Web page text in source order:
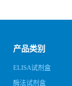
产品类别
ELISA试剂盒
酶法试剂盒